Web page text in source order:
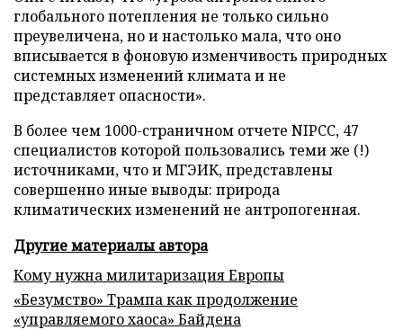
глобального потепления не только сильно
преувеличена, но и настолько мала, что оно
вписывается в фоновую изменчивость природных
системных изменений климата и не
представляет опасности».
В более чем 1000-страничном отчете NIPCC, 47
специалистов которой пользовались теми же (!)
источниками, что и МГЭИК, представлены
совершенно иные выводы: природа
климатических изменений не антропогенная.
Другие материалы автора
Кому нужна милитаризация Европы
«Безумство» Трампа как продолжение
«управляемого хаоса» Байдена